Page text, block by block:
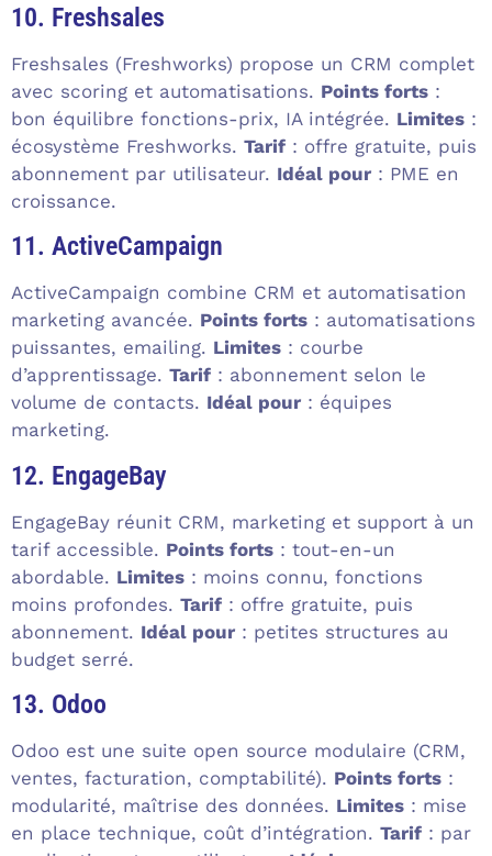
10. Freshsales
Freshsales (Freshworks) propose un CRM complet
avec scoring et automatisations. Points forts :
bon équilibre fonctions-prix, IA intégrée. Limites :
écosystème Freshworks. Tarif : offre gratuite, puis
abonnement par utilisateur. Idéal pour : PME en
croissance.
11. ActiveCampaign
ActiveCampaign combine CRM et automatisation
marketing avancée. Points forts : automatisations
puissantes, emailing. Limites : courbe
d’apprentissage. Tarif : abonnement selon le
volume de contacts. Idéal pour : équipes
marketing.
12. EngageBay
EngageBay réunit CRM, marketing et support à un
tarif accessible. Points forts : tout-en-un
abordable. Limites : moins connu, fonctions
moins profondes. Tarif : offre gratuite, puis
abonnement. Idéal pour : petites structures au
budget serré.
13. Odoo
Odoo est une suite open source modulaire (CRM,
ventes, facturation, comptabilité). Points forts :
modularité, maîtrise des données. Limites : mise
en place technique, coût d’intégration. Tarif : par